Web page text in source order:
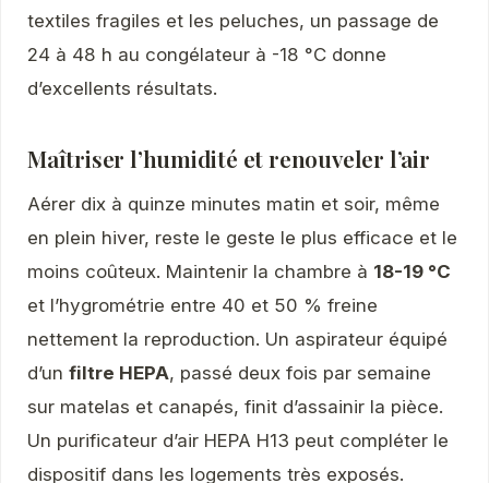
textiles fragiles et les peluches, un passage de
24 à 48 h au congélateur à -18 °C donne
d’excellents résultats.
Maîtriser l’humidité et renouveler l’air
Aérer dix à quinze minutes matin et soir, même
en plein hiver, reste le geste le plus efficace et le
moins coûteux. Maintenir la chambre à 18-19 °C
et l’hygrométrie entre 40 et 50 % freine
nettement la reproduction. Un aspirateur équipé
d’un filtre HEPA, passé deux fois par semaine
sur matelas et canapés, finit d’assainir la pièce.
Un purificateur d’air HEPA H13 peut compléter le
dispositif dans les logements très exposés.